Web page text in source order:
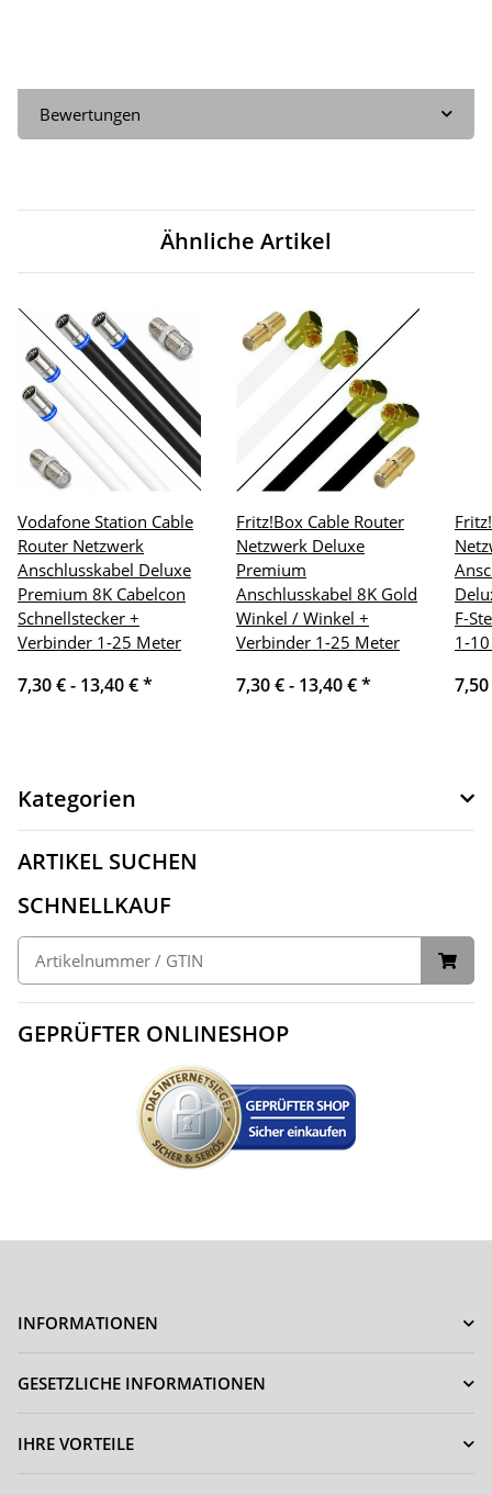
Bewertungen
Ähnliche Artikel
Vodafone Station Cable
Router Netzwerk
Anschlusskabel Deluxe
Premium 8K Cabelcon
Schnellstecker +
Verbinder 1-25 Meter
7,30 € - 13,40 €*
Fritz!Box Cable Router
Netzwerk Deluxe
Premium
Anschlusskabel 8K Gold
Winkel / Winkel +
Verbinder 1-25 Meter
7,30 € - 13,40 €*
F-
1-
Kategorien
ARTIKEL SUCHEN
SCHNELLKAUF
GEPRÜFTER ONLINESHOP
INFORMATIONEN
GESETZLICHE INFORMATIONEN
IHRE VORTEILE